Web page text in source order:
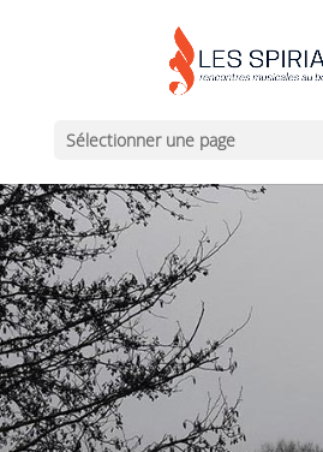
Sélectionner une page